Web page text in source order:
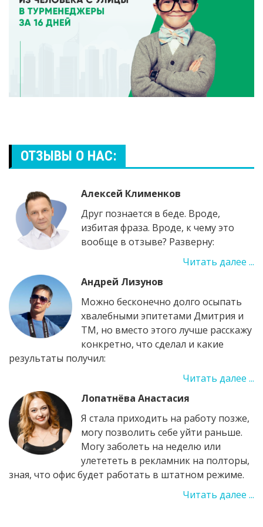
ОТЗЫВЫ О НАС:
Алексей Клименков
Друг познается в беде. Вроде,
избитая фраза. Вроде, к чему это
вообще в отзыве? Разверну:
Читать далее ...
Андрей Лизунов
Можно бесконечно долго осыпать
хвалебными эпитетами Дмитрия и
ТМ, но вместо этого лучше расскажу
конкретно, что сделал и какие
результаты получил:
Читать далее ...
Лопатнёва Анастасия
Я стала приходить на работу позже,
могу позволить себе уйти раньше.
Могу заболеть на неделю или
улетететь в рекламник на полторы,
зная, что офис будет работать в штатном режиме.
Читать далее ...